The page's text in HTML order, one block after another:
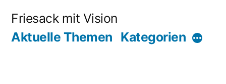
Friesack mit Vision
Aktuelle Themen Kategorien